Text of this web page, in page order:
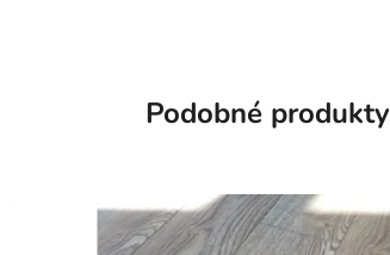
Podobné produkty